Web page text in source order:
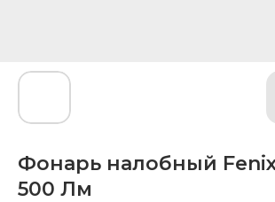
Фонарь налобный Fenix
500 Лм